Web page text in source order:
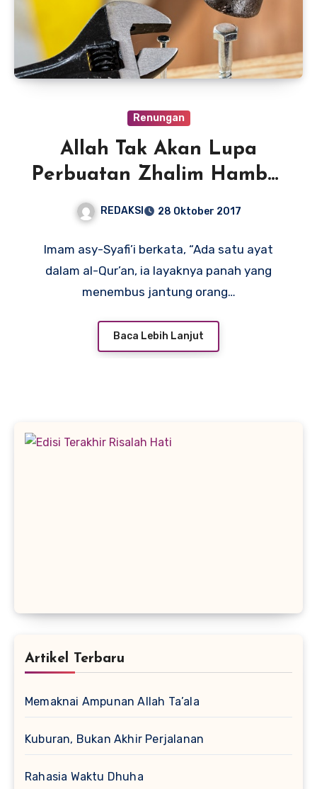
Renungan
Allah Tak Akan Lupa
Perbuatan Zhalim Hamba-
REDAKSI 28 Oktober 2017
Imam asy-Syafi’i berkata, “Ada satu ayat
dalam al-Qur’an, ia layaknya panah yang
menembus jantung orang…
Baca Lebih Lanjut
Artikel Terbaru
Memaknai Ampunan Allah Ta’ala
Kuburan, Bukan Akhir Perjalanan
Rahasia Waktu Dhuha